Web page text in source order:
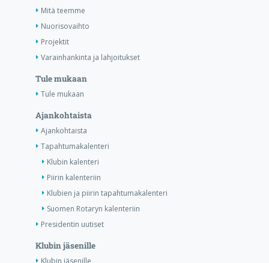
Mitä teemme
Nuorisovaihto
Projektit
Varainhankinta ja lahjoitukset
Tule mukaan
Tule mukaan
Ajankohtaista
Ajankohtaista
Tapahtumakalenteri
Klubin kalenteri
Piirin kalenteriin
Klubien ja piirin tapahtumakalenteri
Suomen Rotaryn kalenteriin
Presidentin uutiset
Klubin jäsenille
Klubin jäsenille